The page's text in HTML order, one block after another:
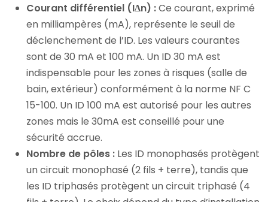
Courant différentiel (IΔn) :Ce courant, exprimé
en milliampères (mA), représente le seuil de
déclenchement de l’ID. Les valeurs courantes
sont de 30 mA et 100 mA. Un ID 30 mA est
indispensable pour les zones à risques (salle de
bain, extérieur) conformément à la norme NF C
15-100. Un ID 100 mA est autorisé pour les autres
zones mais le 30mA est conseillé pour une
sécurité accrue.
Nombre de pôles : Les ID monophasés protègent
un circuit monophasé (2 fils + terre), tandis que
les ID triphasés protègent un circuit triphasé (4